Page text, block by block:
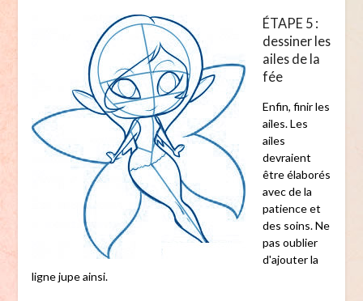
ÉTAPE 5 :
dessiner les
ailes de la
fée
Enfin, finir les
ailes. Les
ailes
devraient
être élaborés
avec de la
patience et
des soins. Ne
pas oublier
d'ajouter la
ligne jupe ainsi.